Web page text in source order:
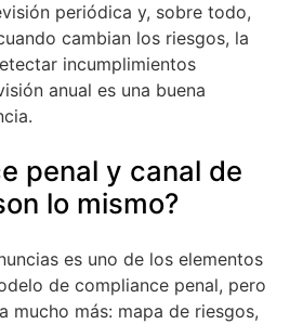
periódica y, sobre todo,
cambian los riesgos, la
incumplimientos
anual es una buena
penal y canal de
lo mismo?
es uno de los elementos
de compliance penal, pero
mucho más: mapa de riesgos,